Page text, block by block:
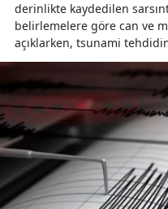
derinlikte kaydedilen
belirlemelere göre can ve
açıklarken, tsunami